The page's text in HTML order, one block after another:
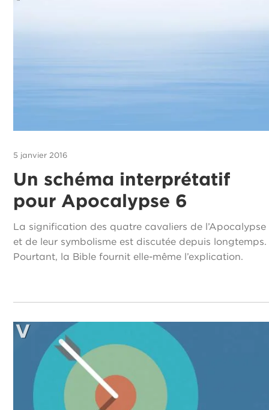
5 janvier 2016
Un schéma interprétatif
pour Apocalypse 6
La signification des quatre cavaliers de l’Apocalypse
et de leur symbolisme est discutée depuis longtemps.
Pourtant, la Bible fournit elle-même l’explication.